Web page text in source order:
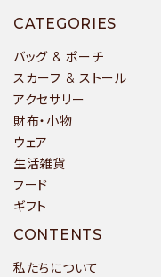
キーワード
カテゴリー
CATEGORIES
バッグ & ポーチ
スカーフ & ストール
アクセサリー
財布・小物
ウェア
生活雑貨
フード
ギフト
CONTENTS
私たちについて